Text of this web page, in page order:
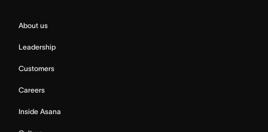
About us
Leadership
Customers
Careers
Inside Asana